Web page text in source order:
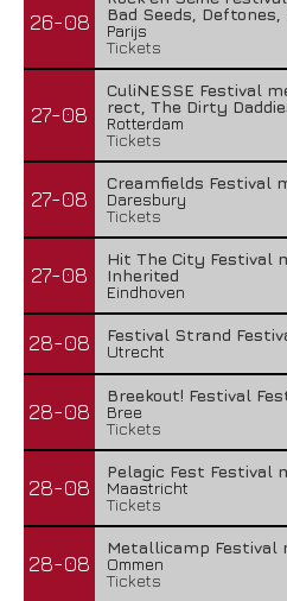
26-08
Bad Seeds,
Parijs
Tickets
27-08
CuliNESSE Festival
rect, The Dirty
Rotterdam
Tickets
27-08
Creamfields Festival
Daresbury
Tickets
27-08
Hit The City Festival
Inherited
Eindhoven
28-08
Festival Strand
Utrecht
28-08
Breekout! Festival
Bree
Tickets
28-08
Pelagic Fest Festival
Maastricht
Tickets
28-08
Metallicamp Festival
Ommen
Tickets